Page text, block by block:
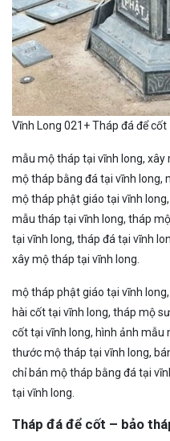
Vĩnh Long 021+ Tháp đá để
mẫu mộ tháp tại vĩnh long,
mộ tháp bằng đá tại vĩnh long,
mộ tháp phật giáo tại vĩnh
mẫu tháp tại vĩnh long, tháp
tại vĩnh long, tháp đá tại vĩnh
xây mộ tháp tại vĩnh long.
mộ tháp phật giáo tại vĩnh
hài cốt tại vĩnh long, tháp mộ
cốt tại vĩnh long, hình ảnh mẫu
thước mộ tháp tại vĩnh long,
chỉ bán mộ tháp bằng đá tại
tại vĩnh long.
Tháp đá để cốt – bảo